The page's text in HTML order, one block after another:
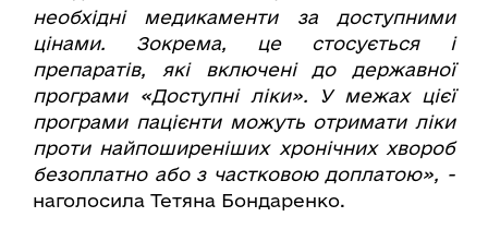
необхідні медикаменти за доступними
цінами. Зокрема, це стосується і
препаратів, які включені до державної
програми «Доступні ліки». У межах цієї
програми пацієнти можуть отримати ліки
проти найпоширеніших хронічних хвороб
безоплатно або з частковою доплатою», -
наголосила Тетяна Бондаренко.